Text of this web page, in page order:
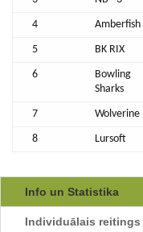
4 Amberfish
5 BK RIX
6
Bowling
Sharks
7 Wolverine
8 Lursoft
Info un Statistika
Individuālais reitings